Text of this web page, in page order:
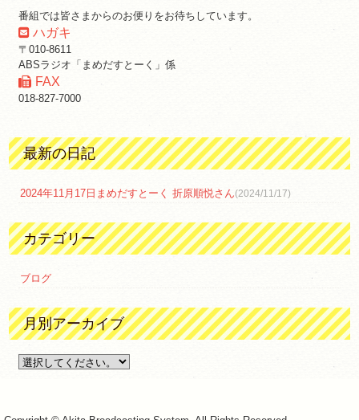
番組では皆さまからのお便りをお待ちしています。
ハガキ
〒010-8611
ABSラジオ「まめだすとーく」係
FAX
018-827-7000
最新の日記
2024年11月17日まめだすとーく 折原順悦さん(2024/11/17)
カテゴリー
ブログ
月別アーカイブ